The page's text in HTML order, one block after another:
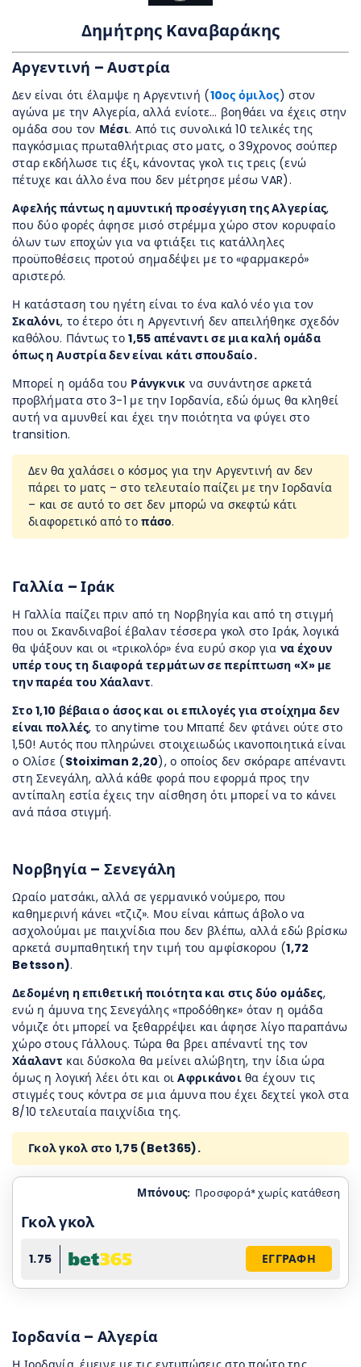
Δημήτρης Καναβαράκης
Αργεντινή – Αυστρία
Δεν είναι ότι έλαμψε η Αργεντινή (10ος όμιλος) στον
αγώνα με την Αλγερία, αλλά ενίοτε… βοηθάει να έχεις στην
ομάδα σου τον Μέσι. Από τις συνολικά 10 τελικές της
παγκόσμιας πρωταθλήτριας στο ματς, ο 39χρονος σούπερ
σταρ εκδήλωσε τις έξι, κάνοντας γκολ τις τρεις (ενώ
πέτυχε και άλλο ένα που δεν μέτρησε μέσω VAR).
Αφελής πάντως η αμυντική προσέγγιση της Αλγερίας,
που δύο φορές άφησε μισό στρέμμα χώρο στον κορυφαίο
όλων των εποχών για να φτιάξει τις κατάλληλες
προϋποθέσεις προτού σημαδέψει με το «φαρμακερό»
αριστερό.
Η κατάσταση του ηγέτη είναι το ένα καλό νέο για τον
Σκαλόνι, το έτερο ότι η Αργεντινή δεν απειλήθηκε σχεδόν
καθόλου. Πάντως το1,55 απέναντι σε μια καλή ομάδα
όπως η Αυστρία δεν είναι κάτι σπουδαίο.
Μπορεί η ομάδα του Ράνγκνικ να συνάντησε αρκετά
προβλήματα στο 3-1 με την Ιορδανία, εδώ όμως θα κληθεί
αυτή να αμυνθεί και έχει την ποιότητα να φύγει στο
transition.
Δεν θα χαλάσει ο κόσμος για την Αργεντινή αν δεν
πάρει το ματς – στο τελευταίο παίζει με την Ιορδανία
– και σε αυτό το σετ δεν μπορώ να σκεφτώ κάτι
διαφορετικό από τοπάσο.
Γαλλία – Ιράκ
Η Γαλλία παίζει πριν από τη Νορβηγία και από τη στιγμή
που οι Σκανδιναβοί έβαλαν τέσσερα γκολ στο Ιράκ, λογικά
θα ψάξουν και οι «τρικολόρ» ένα ευρύ σκορ για να έχουν
υπέρ τους τη διαφορά τερμάτων σε περίπτωση «Χ» με
την παρέα του Χάαλαντ.
Στο 1,10 βέβαια ο άσος και οι επιλογές για στοίχημα δεν
είναι πολλές, το anytime του Mπαπέ δεν φτάνει ούτε στο
1,50! Αυτός που πληρώνει στοιχειωδώς ικανοποιητικά είναι
ο Ολίσε (Stoiximan 2,20), ο οποίος δεν σκόραρε απέναντι
στη Σενεγάλη, αλλά κάθε φορά που εφορμά προς την
αντίπαλη εστία έχεις την αίσθηση ότι μπορεί να το κάνει
ανά πάσα στιγμή.
Νορβηγία – Σενεγάλη
Ωραίο ματσάκι, αλλά σε γερμανικό νούμερο, που
καθημερινή κάνει «τζιζ». Μου είναι κάπως άβολο να
ασχολούμαι με παιχνίδια που δεν βλέπω, αλλά εδώ βρίσκω
αρκετά συμπαθητική την τιμή του αμφίσκορου (1,72
Betsson).
Δεδομένη η επιθετική ποιότητα και στις δύο ομάδες,
ενώ η άμυνα της Σενεγάλης «προδόθηκε» όταν η ομάδα
νόμιζε ότι μπορεί να ξεθαρρέψει και άφησε λίγο παραπάνω
χώρο στους Γάλλους. Τώρα θα βρει απέναντί της τον
Χάαλαντ και δύσκολα θα μείνει αλώβητη, την ίδια ώρα
όμως η λογική λέει ότι και οιΑφρικάνοιθα έχουν τις
στιγμές τους κόντρα σε μια άμυνα που έχει δεχτεί γκολ στα
8/10 τελευταία παιχνίδια της.
Γκολ γκολ στο 1,75 (Bet365).
Μπόνους: Προσφορά* χωρίς κατάθεση
Γκολ γκολ
1.75 ΕΓΓΡΑΦΗ
Ιορδανία – Αλγερία